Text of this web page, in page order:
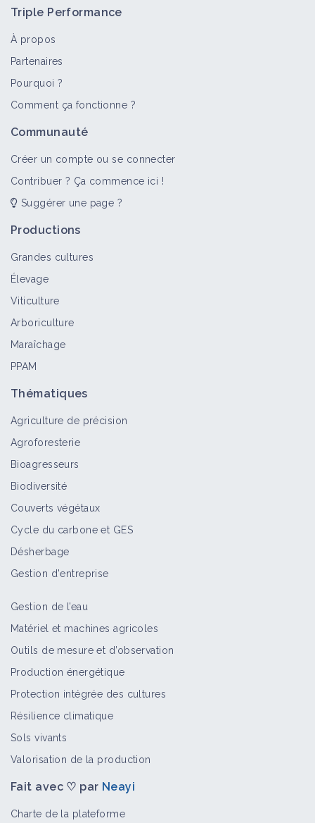
Triple Performance
À propos
Partenaires
Pourquoi ?
Comment ça fonctionne ?
Communauté
Créer un compte ou se connecter
Contribuer ? Ça commence ici !
Suggérer une page ?
Productions
Grandes cultures
Élevage
Viticulture
Arboriculture
Maraîchage
PPAM
Thématiques
Agriculture de précision
Agroforesterie
Bioagresseurs
Biodiversité
Couverts végétaux
Cycle du carbone et GES
Désherbage
Gestion d'entreprise
Gestion de l’eau
Matériel et machines agricoles
Outils de mesure et d’observation
Production énergétique
Protection intégrée des cultures
Résilience climatique
Sols vivants
Valorisation de la production
Fait avec ♡ par Neayi
Charte de la plateforme